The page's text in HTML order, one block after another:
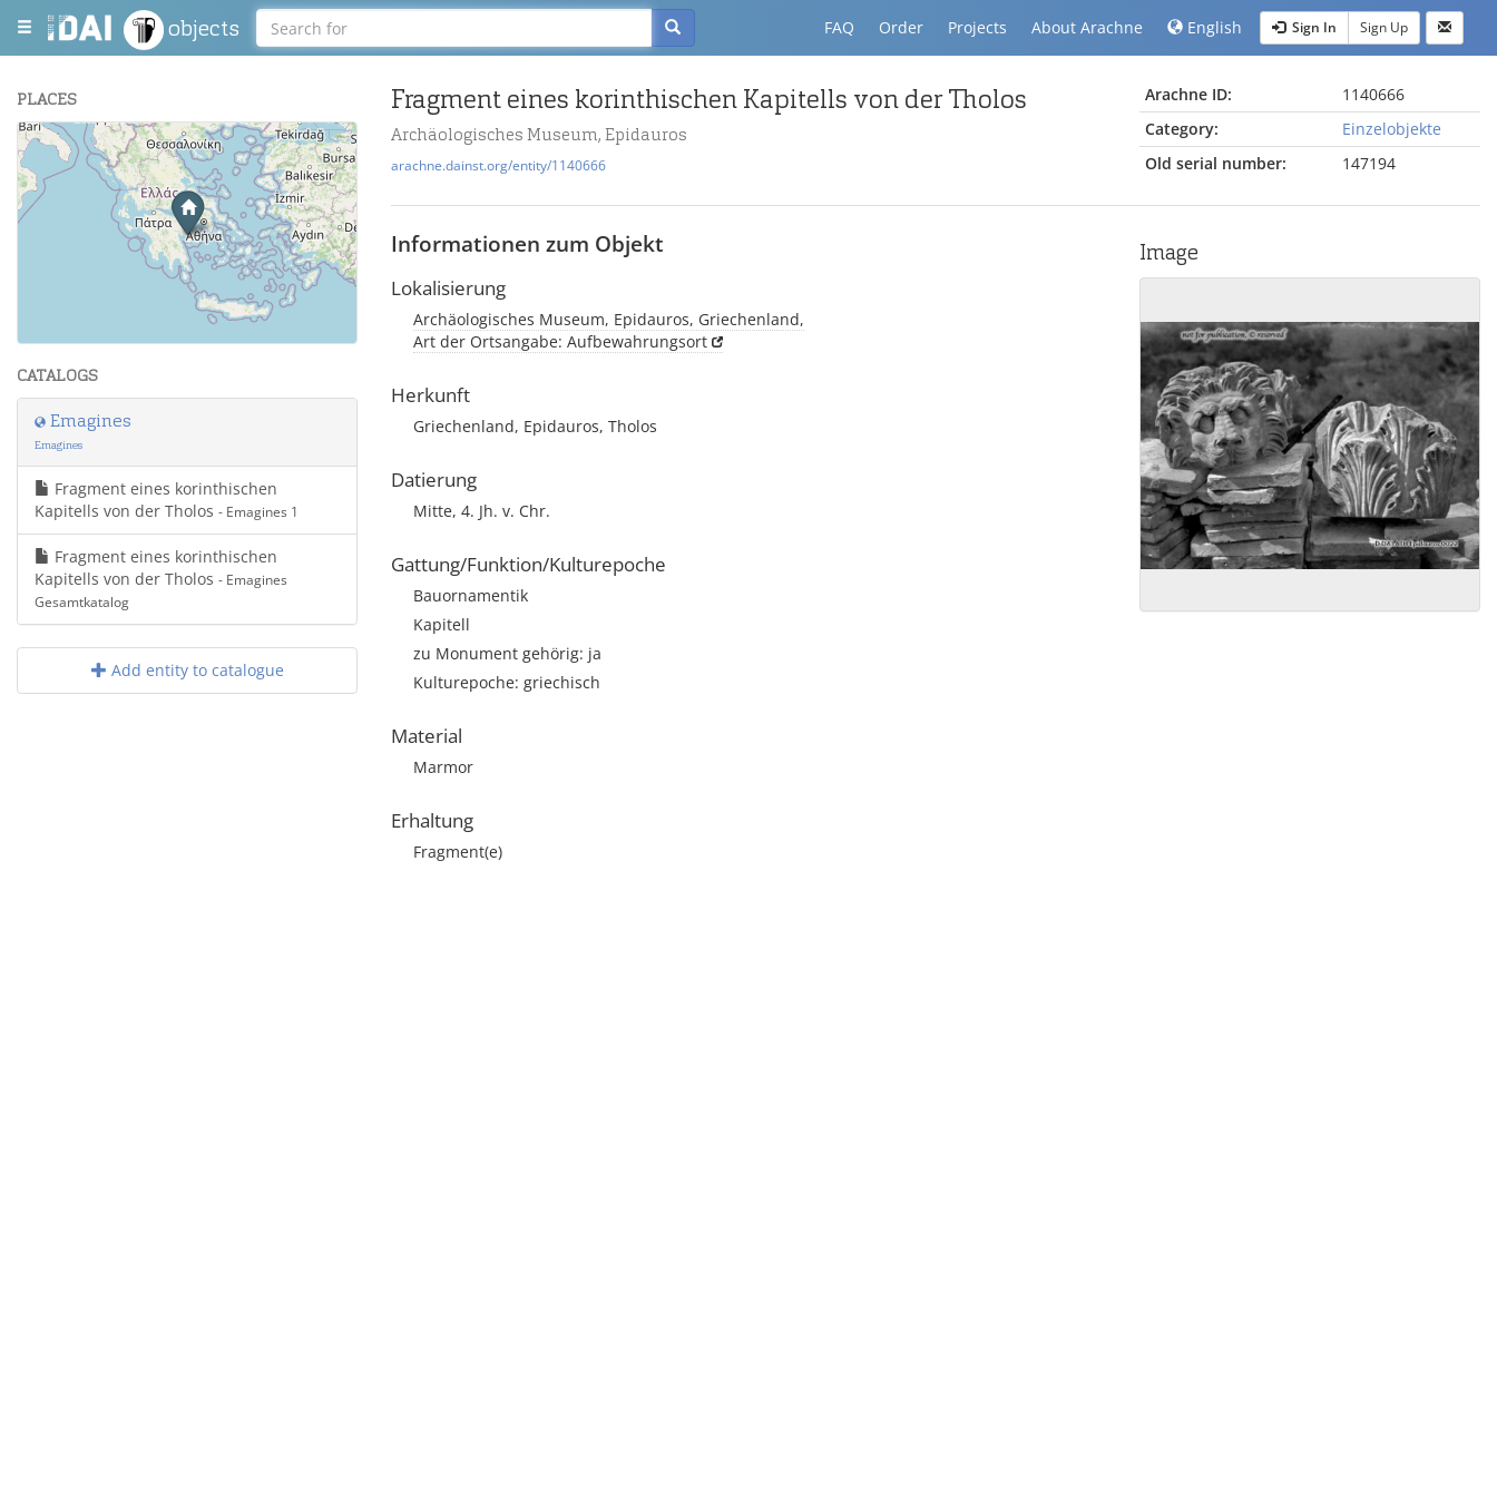
objects FAQ Order Projects About Arachne English Sign In Sign Up
PLACES
+
−
CATALOGS
Emagines
Emagines
Fragment eines korinthischen
Kapitells von der Tholos - Emagines 1
Fragment eines korinthischen
Kapitells von der Tholos - Emagines
Gesamtkatalog
Add entity to catalogue
Fragment eines korinthischen Kapitells von der Tholos
Archäologisches Museum, Epidauros
arachne.dainst.org/entity/1140666
Arachne ID:
1140666
Category:
Einzelobjekte
Old serial number:
147194
Informationen zum Objekt
Lokalisierung
Archäologisches Museum, Epidauros, Griechenland,
Art der Ortsangabe: Aufbewahrungsort
Herkunft
Griechenland, Epidauros, Tholos
Datierung
Mitte, 4. Jh. v. Chr.
Gattung/Funktion/Kulturepoche
Bauornamentik
Kapitell
zu Monument gehörig: ja
Kulturepoche: griechisch
Material
Marmor
Erhaltung
Fragment(e)
Image